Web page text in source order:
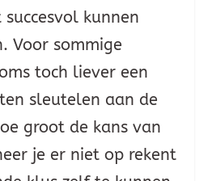
kunnen
Voor sommige
toch liever een
sleutelen aan de
groot de kans van
je er niet op rekent